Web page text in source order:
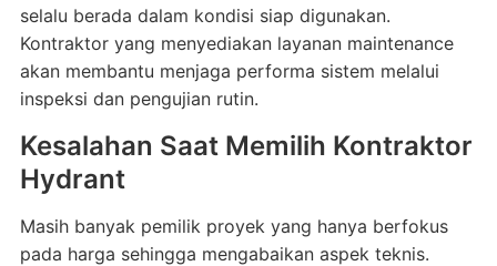
selalu berada dalam kondisi siap digunakan.
Kontraktor yang menyediakan layanan maintenance
akan membantu menjaga performa sistem melalui
inspeksi dan pengujian rutin.
Kesalahan Saat Memilih Kontraktor
Hydrant
Masih banyak pemilik proyek yang hanya berfokus
pada harga sehingga mengabaikan aspek teknis.